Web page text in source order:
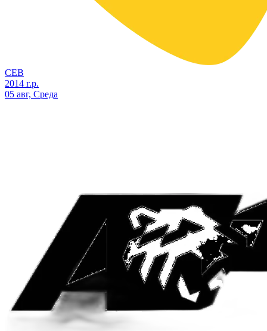
СЕВ
2014 г.р.
05 авг, Среда